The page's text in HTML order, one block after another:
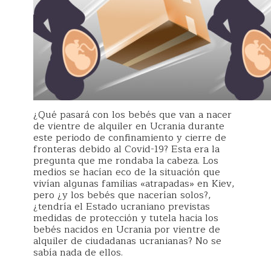
¿Qué pasará con los bebés que van a nacer
de vientre de alquiler en Ucrania durante
este periodo de confinamiento y cierre de
fronteras debido al Covid-19? Esta era la
pregunta que me rondaba la cabeza. Los
medios se hacían eco de la situación que
vivían algunas familias «atrapadas» en Kiev,
pero ¿y los bebés que nacerían solos?,
¿tendría el Estado ucraniano previstas
medidas de protección y tutela hacia los
bebés nacidos en Ucrania por vientre de
alquiler de ciudadanas ucranianas? No se
sabía nada de ellos.